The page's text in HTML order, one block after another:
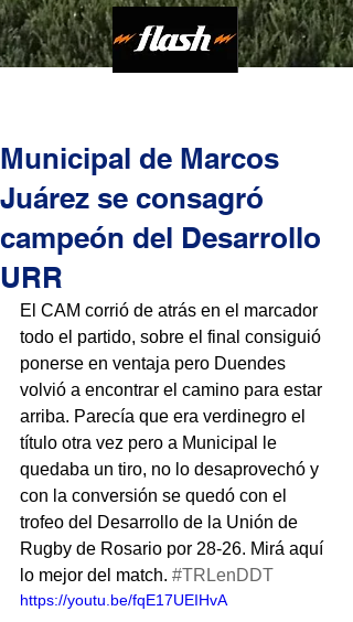
Municipal de Marcos
Juárez se consagró
campeón del Desarrollo
URR
El CAM corrió de atrás en el marcador
todo el partido, sobre el final consiguió
ponerse en ventaja pero Duendes
volvió a encontrar el camino para estar
arriba. Parecía que era verdinegro el
título otra vez pero a Municipal le
quedaba un tiro, no lo desaprovechó y
con la conversión se quedó con el
trofeo del Desarrollo de la Unión de
Rugby de Rosario por 28-26. Mirá aquí
lo mejor del match. #TRLenDDT
https://youtu.be/fqE17UEIHvA